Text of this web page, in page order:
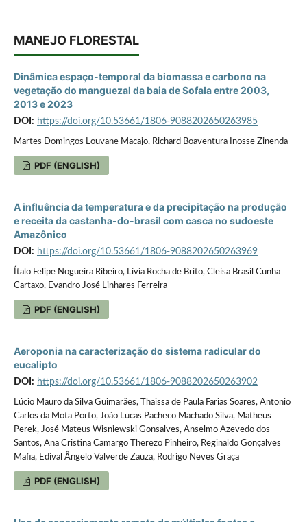
MANEJO FLORESTAL
Dinâmica espaço-temporal da biomassa e carbono na
vegetação do manguezal da baia de Sofala entre 2003,
2013 e 2023
DOI: https://doi.org/10.53661/1806-9088202650263985
Martes Domingos Louvane Macajo, Richard Boaventura Inosse Zinenda
PDF (ENGLISH)
A influência da temperatura e da precipitação na produção
e receita da castanha-do-brasil com casca no sudoeste
Amazônico
DOI: https://doi.org/10.53661/1806-9088202650263969
Ítalo Felipe Nogueira Ribeiro, Lívia Rocha de Brito, Cleísa Brasil Cunha
Cartaxo, Evandro José Linhares Ferreira
PDF (ENGLISH)
Aeroponia na caracterização do sistema radicular do
eucalipto
DOI: https://doi.org/10.53661/1806-9088202650263902
Lúcio Mauro da Silva Guimarães, Thaissa de Paula Farias Soares, Antonio
Carlos da Mota Porto, João Lucas Pacheco Machado Silva, Matheus
Perek, José Mateus Wisniewski Gonsalves, Anselmo Azevedo dos
Santos, Ana Cristina Camargo Therezo Pinheiro, Reginaldo Gonçalves
Mafia, Edival Ângelo Valverde Zauza, Rodrigo Neves Graça
PDF (ENGLISH)